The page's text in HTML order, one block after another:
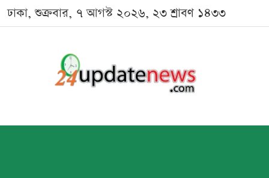
ঢাকা, শুক্রবার, ৭ আগস্ট ২০২৬, ২৩ শ্রাবণ ১৪৩৩